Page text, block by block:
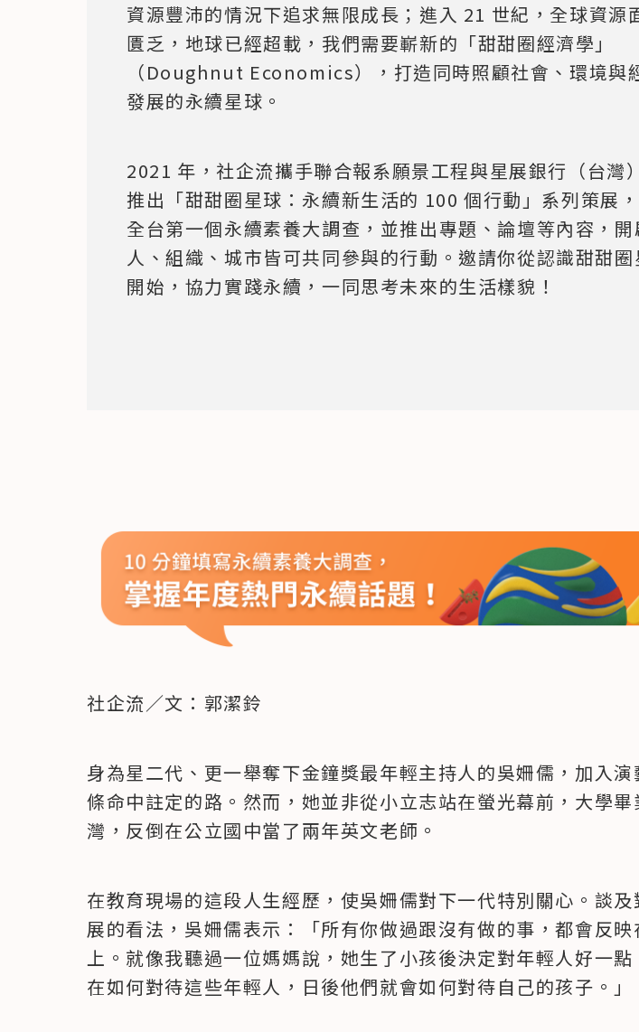
資源豐沛的情況下追求無限成長；進入 21 世紀，全球資源
匱乏，地球已經超載，我們需要嶄新的「甜甜圈經濟學」
（Doughnut Economics），打造同時照顧社會、環境與
發展的永續星球。
2021 年，社企流攜手聯合報系願景工程與星展銀行（台灣
推出「甜甜圈星球：永續新生活的 100 個行動」系列策展
全台第一個永續素養大調查，並推出專題、論壇等內容，開
人、組織、城市皆可共同參與的行動。邀請你從認識甜甜圈
開始，協力實踐永續，一同思考未來的生活樣貌！
社企流／文：郭潔鈴
身為星二代、更一舉奪下金鐘獎最年輕主持人的吳姍儒，加入演
條命中註定的路。然而，她並非從小立志站在螢光幕前，大學畢
灣，反倒在公立國中當了兩年英文老師。
在教育現場的這段人生經歷，使吳姍儒對下一代特別關心。談及
展的看法，吳姍儒表示：「所有你做過跟沒有做的事，都會反映
上。就像我聽過一位媽媽說，她生了小孩後決定對年輕人好一點
在如何對待這些年輕人，日後他們就會如何對待自己的孩子。」